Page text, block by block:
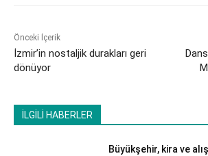
Önceki İçerik
İzmir’in nostaljik durakları geri
dönüyor
İLGİLİ HABERLER
Büyükşehir, kira ve